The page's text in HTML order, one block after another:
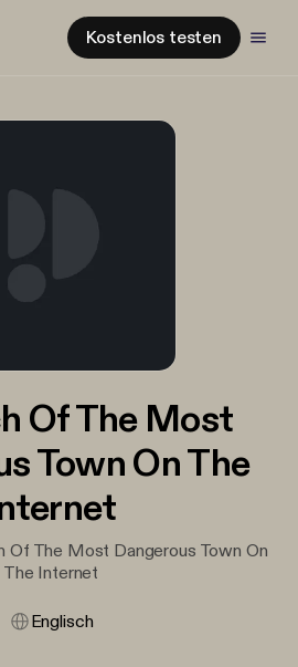
Kostenlos testen
Of The Most
Town On The
Of The Most Dangerous Town On
The Internet
Englisch